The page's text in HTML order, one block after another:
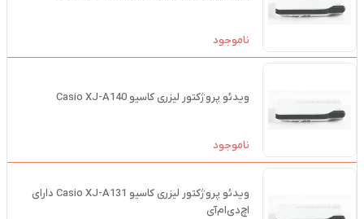
ناموجود
ویدئو پروژکتور لیزری کاسیو Casio XJ-A140
ناموجود
ویدئو پروژکتور لیزری کاسیو Casio XJ-A131 دارای
اچ‌دی‌ام‌آی